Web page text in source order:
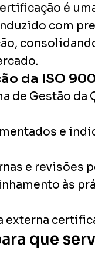
é
com
da ISO
de Gestão da
e
e revisões
às
externa
que